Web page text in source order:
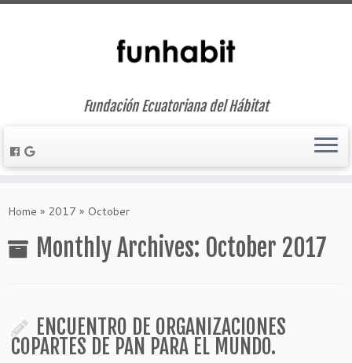
to
Fundación Ecuatoriana del Hábitat
Home » 2017 » October
Monthly Archives: October 2017
ENCUENTRO DE ORGANIZACIONES
COPARTES DE PAN PARA EL MUNDO.